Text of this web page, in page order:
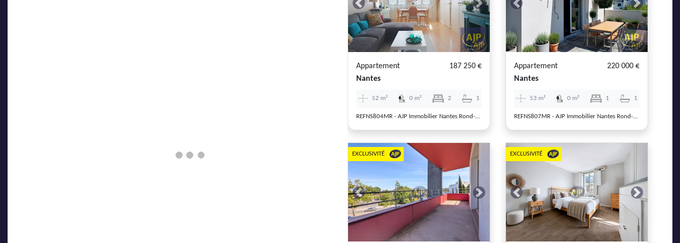
Previous Next
Appartement
187 250 €
Nantes
52 m² 0 m² 2 1
REFNS804MR - AJP Immobilier Nantes Rond-Point de Rennes
Previous Next
Appartement
220 000 €
Nantes
53 m² 0 m² 1 1
REFNS807MR - AJP Immobilier Nantes Rond-Point de Rennes
Previous Next
EXCLUSIVITÉ
Previous Next
EXCLUSIVITÉ